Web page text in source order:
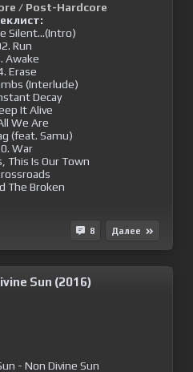
/ Post-Hardcore
Silent...(Intro)
Run
Awake
Erase
(Interlude)
Decay
It Alive
We Are
(feat. Samu)
War
This Is Our Town
The Broken
8 Далее
Sun (2016)